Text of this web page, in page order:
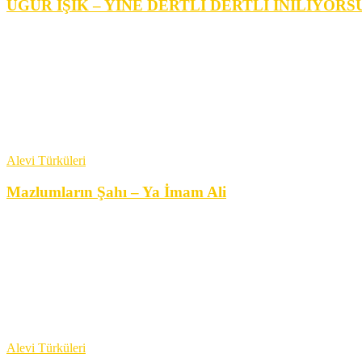
UĞUR IŞIK – YİNE DERTLİ DERTLİ
Alevi Türküleri
Mazlumların Şahı – Ya İmam Ali
Alevi Türküleri